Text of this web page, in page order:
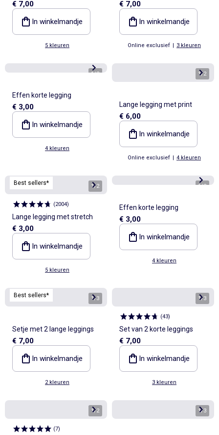
€ 7,00
In winkelmandje
5 kleuren
€ 7,00
In winkelmandje
Online exclusief | 3 kleuren
1/2
Effen korte legging
€ 3,00
In winkelmandje
4 kleuren
1/2
Lange legging met print
€ 6,00
In winkelmandje
Online exclusief | 4 kleuren
Best sellers* 1/2
(2004)
Lange legging met stretch
€ 3,00
In winkelmandje
5 kleuren
1/2
Effen korte legging
€ 3,00
In winkelmandje
4 kleuren
Best sellers* 1/3
Setje met 2 lange leggings
€ 7,00
In winkelmandje
2 kleuren
1/3
(43)
Set van 2 korte leggings
€ 7,00
In winkelmandje
3 kleuren
1/2
(7)
1/3